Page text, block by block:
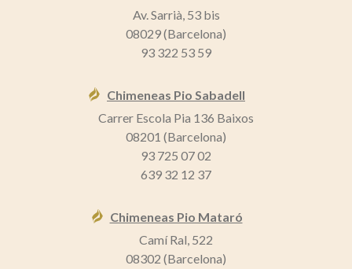
Av. Sarrià, 53 bis
08029 (Barcelona)
93 322 53 59
Chimeneas Pio Sabadell
Carrer Escola Pia 136 Baixos
08201 (Barcelona)
93 725 07 02
639 32 12 37
Chimeneas Pio Mataró
Camí Ral, 522
08302 (Barcelona)